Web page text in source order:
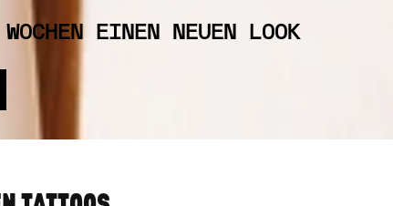
EINEN NEUEN LOOK